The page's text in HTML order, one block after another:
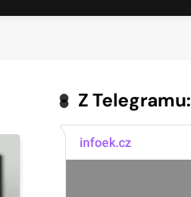
Z Telegramu: